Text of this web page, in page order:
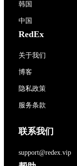
韩国
中国
RedEx
关于我们
博客
隐私政策
服务条款
联系我们
support@redex.vip